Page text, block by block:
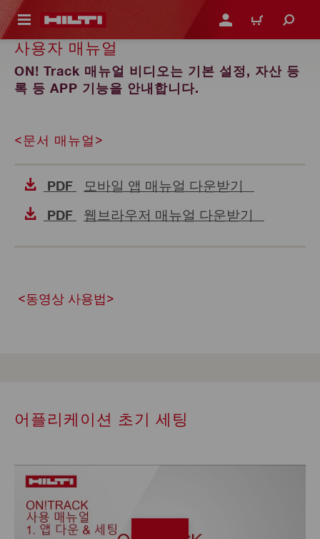
으로 건너뛰기 로그인 또는 회원가입
장바구니
사용자 매뉴얼
ON! Track 매뉴얼 비디오는 기본 설정, 자산 등
록 등 APP 기능을 안내합니다.
<문서 매뉴얼>
PDF 모바일 앱 매뉴얼 다운받기
PDF 웹브라우저 매뉴얼 다운받기
<동영상 사용법>
어플리케이션 초기 세팅